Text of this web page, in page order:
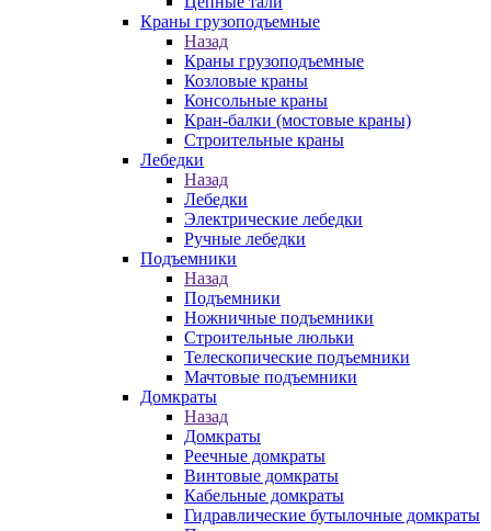
Краны грузоподъемные
Назад
Краны грузоподъемные
Козловые краны
Консольные краны
Кран-балки (мостовые краны)
Строительные краны
Лебедки
Назад
Лебедки
Электрические лебедки
Ручные лебедки
Подъемники
Назад
Подъемники
Ножничные подъемники
Строительные люльки
Телескопические подъемники
Мачтовые подъемники
Домкраты
Назад
Домкраты
Реечные домкраты
Винтовые домкраты
Кабельные домкраты
Гидравлические бутылочные домкраты